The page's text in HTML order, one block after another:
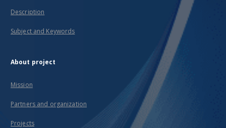
Description
Subject and Keywords
About project
Mission
Partners and organization
Projects